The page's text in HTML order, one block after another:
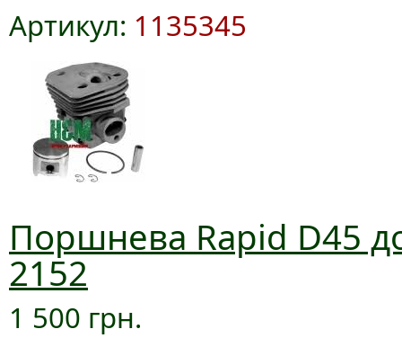
Артикул: 1135345
Поршнева Rapid D45
2152
1 500 грн.